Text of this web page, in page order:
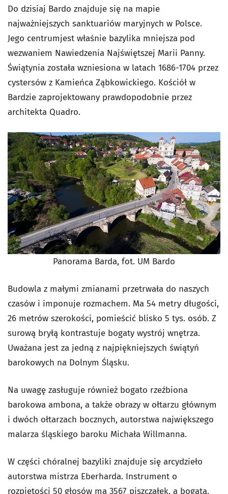
Do dzisiaj Bardo znajduje się na mapie
najważniejszych sanktuariów maryjnych w Polsce.
Jego centrumjest właśnie bazylika mniejsza pod
wezwaniem Nawiedzenia Najświętszej Marii Panny.
Świątynia została wzniesiona w latach 1686-1704 przez
cystersów z Kamieńca Ząbkowickiego. Kościół w
Bardzie zaprojektowany prawdopodobnie przez
architekta Quadro.
Panorama Barda, fot. UM Bardo
Budowla z małymi zmianami przetrwała do naszych
czasów i imponuje rozmachem. Ma 54 metry długości,
26 metrów szerokości, pomieścić blisko 5 tys. osób. Z
surową bryłą kontrastuje bogaty wystrój wnętrza.
Uważana jest za jedną z najpiękniejszych świątyń
barokowych na Dolnym Śląsku.
Na uwagę zasługuje również bogato rzeźbiona
barokowa ambona, a także obrazy w ołtarzu głównym
i dwóch ołtarzach bocznych, autorstwa największego
malarza śląskiego baroku Michała Willmanna.
W części chóralnej bazyliki znajduje się arcydzieło
autorstwa mistrza Eberharda. Instrument o
rozpiętości 50 głosów ma 3567 piszczałek, a bogatą,